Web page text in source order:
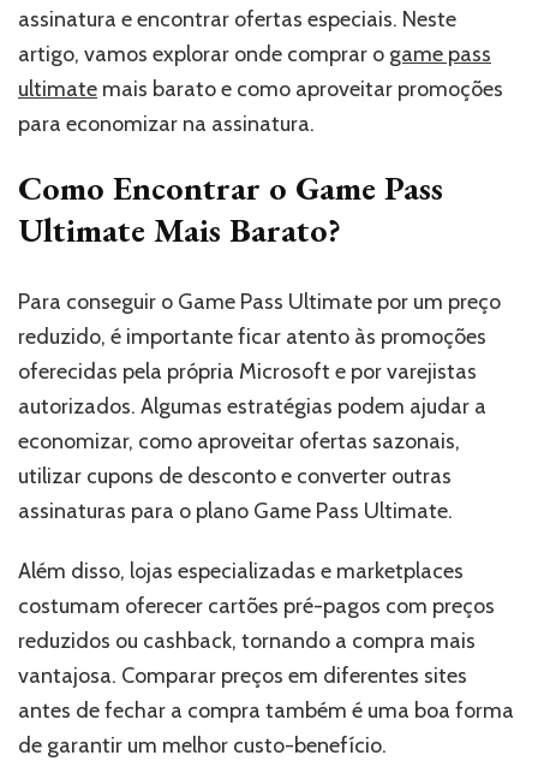
assinatura e encontrar ofertas especiais. Neste
artigo, vamos explorar onde comprar o game pass
ultimate mais barato e como aproveitar promoções
para economizar na assinatura.
Como Encontrar o Game Pass
Ultimate Mais Barato?
Para conseguir o Game Pass Ultimate por um preço
reduzido, é importante ficar atento às promoções
oferecidas pela própria Microsoft e por varejistas
autorizados. Algumas estratégias podem ajudar a
economizar, como aproveitar ofertas sazonais,
utilizar cupons de desconto e converter outras
assinaturas para o plano Game Pass Ultimate.
Além disso, lojas especializadas e marketplaces
costumam oferecer cartões pré-pagos com preços
reduzidos ou cashback, tornando a compra mais
vantajosa. Comparar preços em diferentes sites
antes de fechar a compra também é uma boa forma
de garantir um melhor custo-benefício.